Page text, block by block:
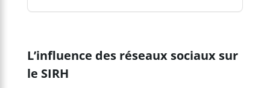
L’influence des réseaux sociaux sur
le SIRH